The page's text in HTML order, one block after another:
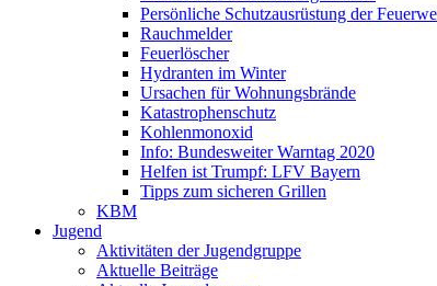
Persönliche Schutzausrüstung der
Rauchmelder
Feuerlöscher
Hydranten im Winter
Ursachen für Wohnungsbrände
Katastrophenschutz
Kohlenmonoxid
Info: Bundesweiter Warntag 2020
Helfen ist Trumpf: LFV Bayern
Tipps zum sicheren Grillen
KBM
Jugend
Aktivitäten der Jugendgruppe
Aktuelle Beiträge